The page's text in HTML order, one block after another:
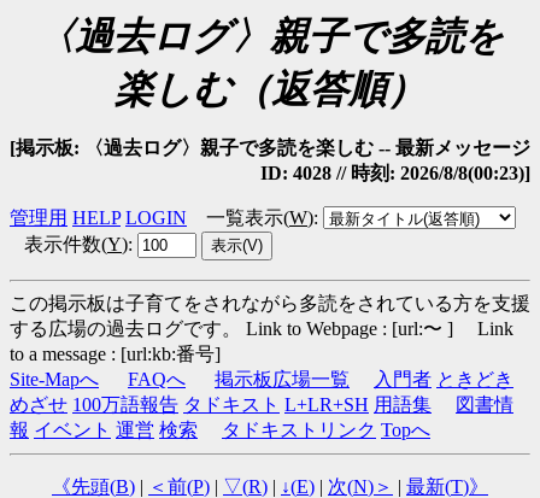
〈過去ログ〉親子で多読を
楽しむ（返答順）
[掲示板: 〈過去ログ〉親子で多読を楽しむ -- 最新メッセージ
ID: 4028 // 時刻: 2026/8/8(00:23)]
管理用 HELP LOGIN 一覧表示(W):
表示件数(Y):
この掲示板は子育てをされながら多読をされている方を支援
する広場の過去ログです。 Link to Webpage : [url:〜 ] Link
to a message : [url:kb:番号]
Site-Mapへ
FAQへ 掲示板広場一覧 入門者 ときどき
めざせ 100万語報告 タドキスト L+LR+SH 用語集
図書情
報 イベント 運営 検索 タドキストリンク Topへ
《先頭(B) | ＜前(P) | ▽(R) | ↓(E) | 次(N)＞ | 最新(T)》